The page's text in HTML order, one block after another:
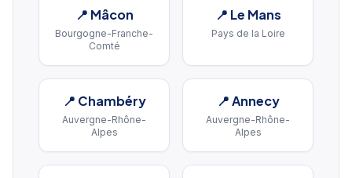
📍 Mâcon
Bourgogne-Franche-
Comté
📍 Le Mans
Pays de la Loire
📍 Chambéry
Auvergne-Rhône-
Alpes
📍Annecy
Auvergne-Rhône-
Alpes